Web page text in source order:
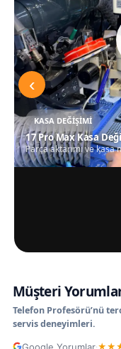
‹
KASA DEĞIŞIMI
17 Pro Max Kasa
Parça aktarımı ve kasa
Müşteri
Telefon Profesörü’nü
servis deneyimleri.
Google Yorumlar·★ ★